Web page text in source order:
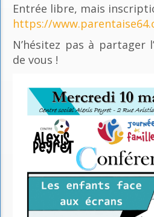
Entrée libre, mais
https://
N’hésitez pas à partager
de vous !